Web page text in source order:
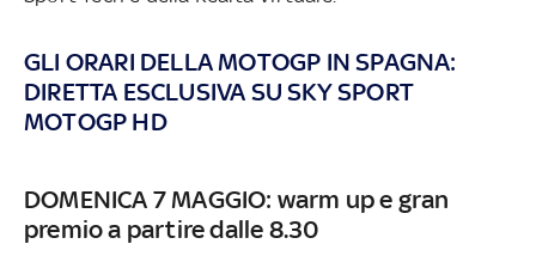
GLI ORARI DELLA MOTOGP IN SPAGNA:
DIRETTA ESCLUSIVA SU SKY SPORT
MOTOGP HD
DOMENICA 7 MAGGIO: warm up e gran
premio a partire dalle 8.30